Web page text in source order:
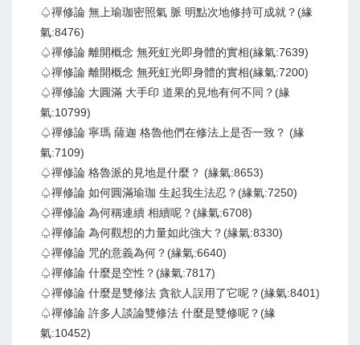
♤禪修論 無上瑜珈密照氣 脈 明點次地修持可成就？(緣
氣:8476)
♤禪修論 離開概念 無死虹光即身體的實相(緣氣:7639)
♤禪修論 離開概念 無死虹光即身體的實相(緣氣:7200)
♤禪修論 大圓滿 大手印 道果的見地有何不同？(緣
氣:10799)
♤禪修論 寧瑪 薩迦 格魯他們在修法上是否一致？ (緣
氣:7109)
♤禪修論 格魯派的見地是什麼？ (緣氣:8653)
♤禪修論 如何圓滿瑜珈 生起我生法忍？(緣氣:7250)
♤禪修論 為何稱連續 相續呢？(緣氣:6708)
♤禪修論 為何觀想的力量如此強大？(緣氣:8330)
♤禪修論 咒的意義為何？(緣氣:6640)
♤禪修論 什麼是空性？(緣氣:7817)
♤禪修論 什麼是雙修法 貪欲人誤用了它呢？(緣氣:8401)
♤禪修論 許多人談論雙修法 什麼是雙修呢？(緣
氣:10452)